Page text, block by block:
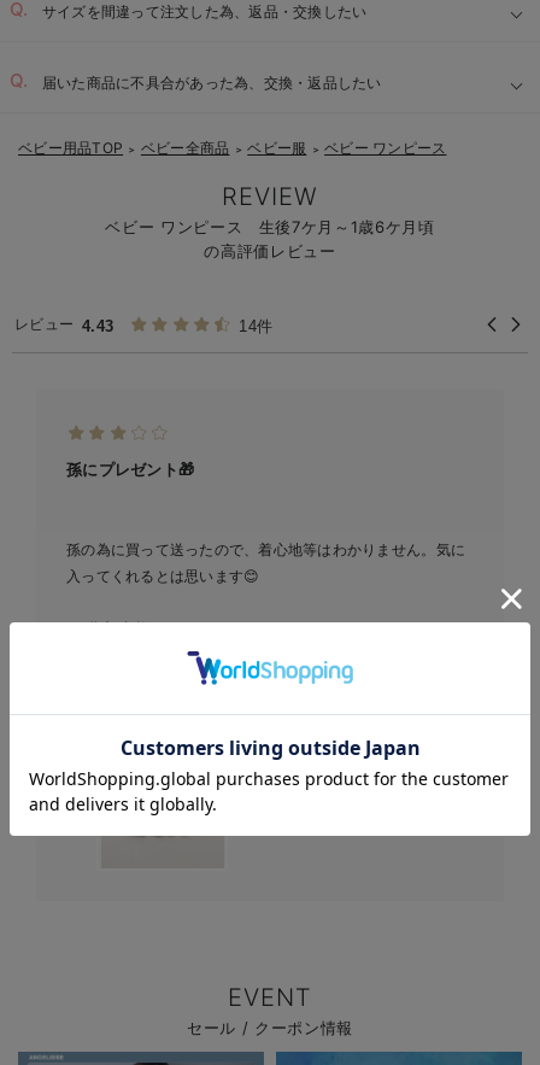
サイズを間違って注文した為、返品・交換したい
届いた商品に不具合があった為、交換・返品したい
お気に入り商品を確認する
ベビー用品TOP ＞ ベビー全商品 ＞ ベビー服 ＞ ベビー ワンピース
REVIEW
ベビー ワンピース 生後7ケ月～1歳6ケ月頃
の高評価レビュー
レビュー 4.43 14件
孫にプレゼント🎁
孫の為に買って送ったので、着心地等はわかりません。気に
入ってくれるとは思います😊
Seraph（セラフ）ボーダー
ドッキングキャミワンピー
EVENT
セール / クーポン情報